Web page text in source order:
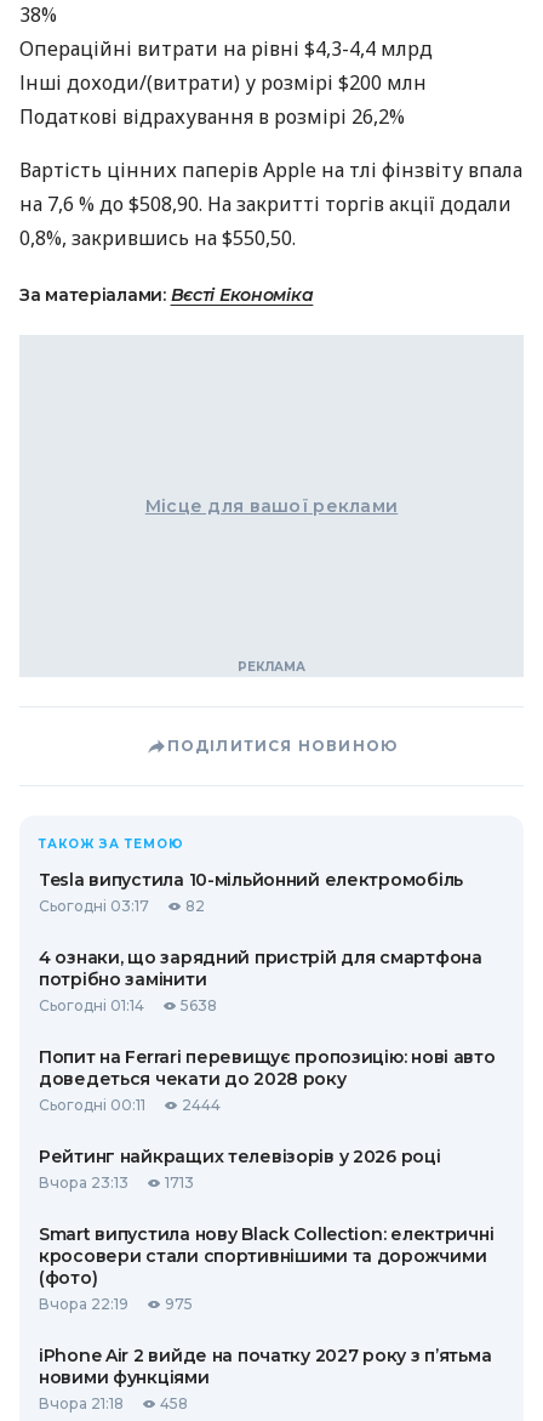
38%
Операційні витрати на рівні $4,3-4,4 млрд
Інші доходи/(витрати) у розмірі $200 млн
Податкові відрахування в розмірі 26,2%
Вартість цінних паперів Apple на тлі фінзвіту впала
на 7,6 % до $508,90. На закритті торгів акції додали
0,8%, закрившись на $550,50.
За матеріалами: Вєсті Економіка
Місце для вашої реклами
ПОДІЛИТИСЯ НОВИНОЮ
ТАКОЖ ЗА ТЕМОЮ
Tesla випустила 10-мільйонний електромобіль
Сьогодні 03:17 82
4 ознаки, що зарядний пристрій для смартфона
потрібно замінити
Сьогодні 01:14 5638
Попит на Ferrari перевищує пропозицію: нові авто
доведеться чекати до 2028 року
Сьогодні 00:11 2444
Рейтинг найкращих телевізорів у 2026 році
Вчора 23:13 1713
Smart випустила нову Black Collection: електричні
кросовери стали спортивнішими та дорожчими
(фото)
Вчора 22:19 975
iPhone Air 2 вийде на початку 2027 року з п’ятьма
новими функціями
Вчора 21:18 458